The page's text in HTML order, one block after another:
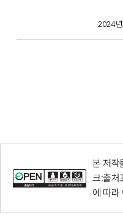
2024년
본 저
크:출처
에 따라